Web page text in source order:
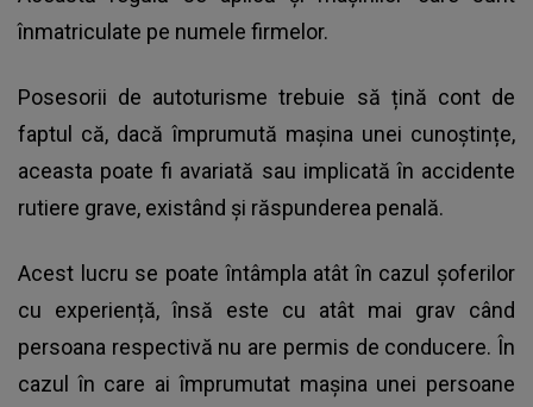
înmatriculate pe numele firmelor.
Posesorii de autoturisme trebuie să țină cont de
faptul că, dacă împrumută mașina unei cunoștințe,
aceasta poate fi avariată sau implicată în accidente
rutiere grave, existând și răspunderea penală.
Acest lucru se poate întâmpla atât în cazul șoferilor
cu experiență, însă este cu atât mai grav când
persoana respectivă nu are permis de conducere. În
cazul în care ai împrumutat mașina unei persoane